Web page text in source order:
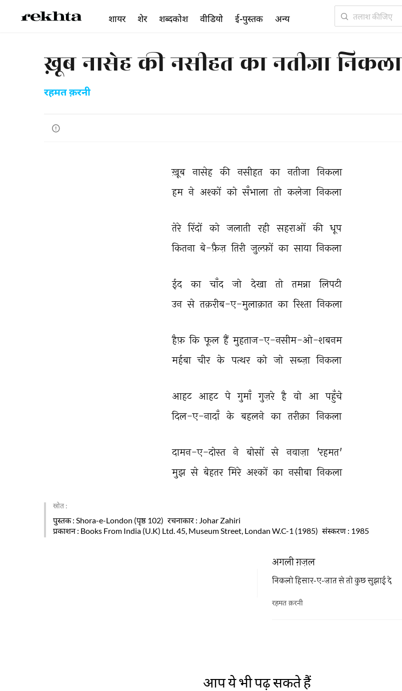
ख़ूब नासेह की नसीहत का नतीजा निकला
रहमत क़रनी
ख़ूब नासेह की नसीहत का नतीजा निकला
हम ने अश्कों को सँभाला तो कलेजा निकला
तेरे रिंदों को जलाती रही सहराओं की धूप
कितना बे-फ़ैज़ तिरी ज़ुल्फ़ों का साया निकला
ईद का चाँद जो देखा तो तमन्ना
लिपटी
उन से तक़रीब-ए-मुलाक़ात का रिश्ता निकला
हैफ़ कि फूल हैं मुहताज-ए-नसीम-ओ-शबनम
मर्हबा चीर के पत्थर को जो सब्ज़ा निकला
आहट आहट पे गुमाँ गुज़रे है वो आ पहुँचे
दिल-ए-नादाँ के बहलने का तरीक़ा निकला
दामन-ए-दोस्त ने बोसों से नवाज़ा
'रहमत'
मुझ से बेहतर मिरे अश्कों का नसीबा निकला
स्रोत :
पुस्तक: Shora-e-London (पृष्ठ 102) रचनाकार : Johar Zahiri
प्रकाशन: Books From India (U.K) Ltd. 45, Museum Street, Londan W.C-1 (1985) संस्करण : 1985
अगली ग़ज़ल
निकलो हिसार-ए-ज़ात से तो कुछ सुझाई दे
रहमत क़रनी
आप ये भी पढ़ सकते हैं
शायर शेर शब्दकोश वीडियो ई-पुस्तक अन्य